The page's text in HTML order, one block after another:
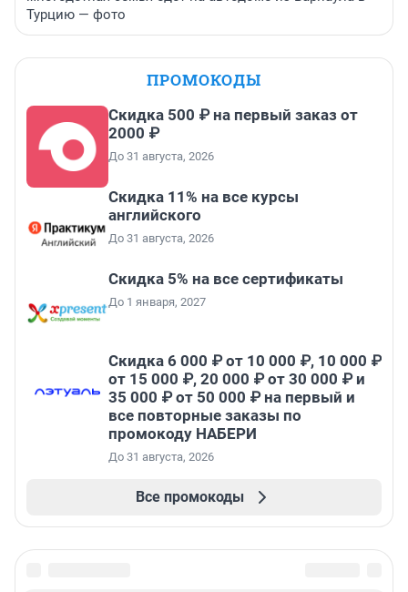
Турцию — фото
ПРОМОКОДЫ
Скидка 500 ₽ на первый заказ от
2000 ₽
До 31 августа, 2026
Скидка 11% на все курсы
английского
До 31 августа, 2026
Скидка 5% на все сертификаты
До 1 января, 2027
Скидка 6 000 ₽ от 10 000 ₽, 10 000 ₽
от 15 000 ₽, 20 000 ₽ от 30 000 ₽ и
35 000 ₽ от 50 000 ₽ на первый и
все повторные заказы по
промокоду НАБЕРИ
До 31 августа, 2026
Все промокоды